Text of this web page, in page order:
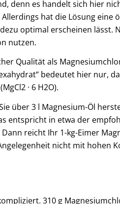
denn es handelt sich hier
hat die Lösung eine
optimal erscheinen lässt.
nutzen.
Qualität als
bedeutet hier nur,
· 6 H2O).
über 3 l Magnesium-Öl
entspricht in etwa der
reicht Ihr 1-kg-Eimer
nicht mit hohen
310 g